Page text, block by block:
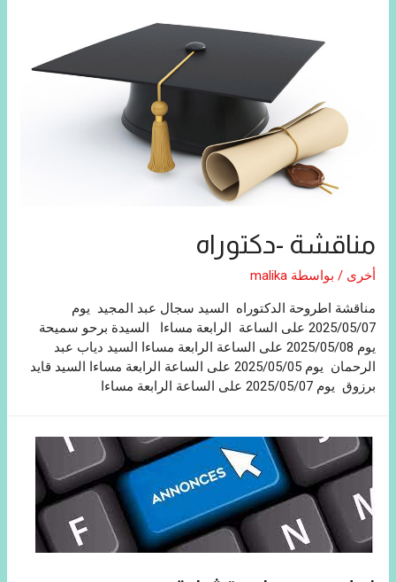
مناقشة -دكتوراه
أخرى / بواسطة malika
مناقشة اطروحة الدكتوراه السيد سجال عبد المجيد يوم
2025/05/07 على الساعة الرابعة مساءا السيدة برحو سميحة
يوم 2025/05/08 على الساعة الرابعة مساءا السيد دياب عبد
الرحمان يوم 2025/05/05 على الساعة الرابعة مساءا السيد قايد
برزوق يوم 2025/05/07 على الساعة الرابعة مساءا